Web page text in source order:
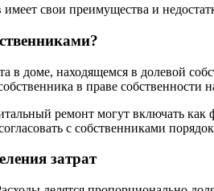
свои преимущества и
в доме, находящемся в долевой
в праве
ремонт могут включать
с собственниками
затрат